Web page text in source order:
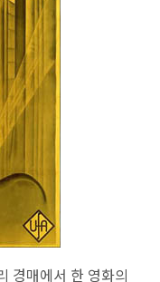
경매에서 한 영화의